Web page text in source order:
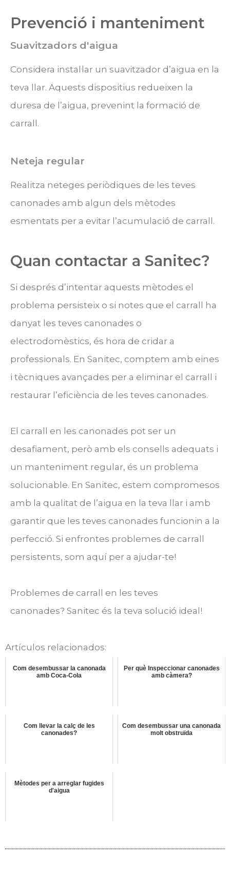
Prevenció i manteniment
Suavitzadors d'aigua
Considera instal·lar un suavitzador d’aigua en la
teva llar. Aquests dispositius redueixen la
duresa de l’aigua, prevenint la formació de
carrall.
Neteja regular
Realitza neteges periòdiques de les teves
canonades amb algun dels mètodes
esmentats per a evitar l’acumulació de carrall.
Quan contactar a Sanitec?
Si després d’intentar aquests mètodes el
problema persisteix o si notes que el carrall ha
danyat les teves canonades o
electrodomèstics, és hora de cridar a
professionals. En Sanitec, comptem amb eines
i tècniques avançades per a eliminar el carrall i
restaurar l’eficiència de les teves canonades.
El carrall en les canonades pot ser un
desafiament, però amb els consells adequats i
un manteniment regular, és un problema
solucionable. En Sanitec, estem compromesos
amb la qualitat de l’aigua en la teva llar i amb
garantir que les teves canonades funcionin a la
perfecció. Si enfrontes problemes de carrall
persistents, som aquí per a ajudar-te!
Problemes de carrall en les teves
canonades? Sanitec és la teva solució ideal!
Artículos relacionados:
Com desembussar la canonada
amb Coca-Cola
Per què Inspeccionar canonades
amb càmera?
Com llevar la calç de les
canonades?
Com desembussar una canonada
molt obstruïda
Mètodes per a arreglar fugides
d'aigua